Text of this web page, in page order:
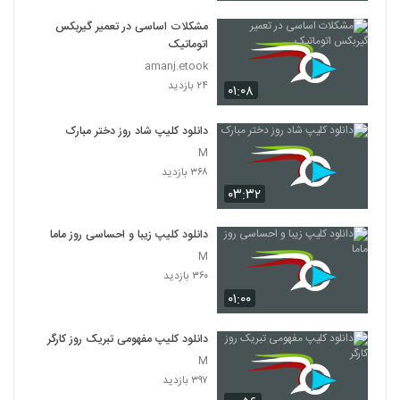
۰۱:۰۸
مشکلات اساسی در تعمیر گیربکس
اتوماتیک
amanj.etook
۲۴ بازدید
۰۳:۳۲
دانلود کلیپ شاد روز دختر مبارک
M
۳۶۸ بازدید
۰۱:۰۰
دانلود کلیپ زیبا و احساسی روز ماما
M
۳۶۰ بازدید
دانلود کلیپ مفهومی تبریک روز کارگر
M
۳۹۷ بازدید